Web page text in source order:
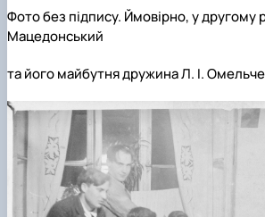
Фото без підпису. Ймовірно, у другому
Мацедонський
та його майбутня дружина Л. І.